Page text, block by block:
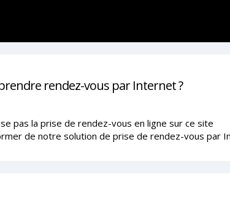
rendez-vous par Internet ?
pas la prise de rendez-vous en ligne sur ce site
de notre solution de prise de rendez-vous par